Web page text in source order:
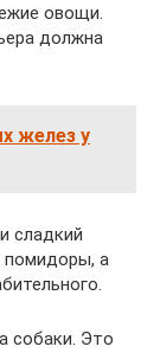
овощи.
должна
желез у
сладкий
а
собаки. Это